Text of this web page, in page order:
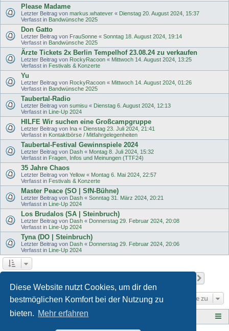
Diese Website nutzt Cookies, um dir den
bestmöglichen Komfort bei der Nutzung zu
bieten. Mehr erfahren
Please Madame
Letzter Beitrag von markus.whatever « Dienstag 20. August 2024, 15:37
Verfasst in Bandwünsche 2025
Don Gatto
Letzter Beitrag von FrauSonne « Sonntag 18. August 2024, 19:14
Verfasst in Bandwünsche 2025
Ärzte Tickets 2x Berlin Tempelhof 23.08.24 zu verkaufen
Letzter Beitrag von RockyRacoon « Mittwoch 14. August 2024, 13:25
Verfasst in Festivals & Konzerte
Yu
Letzter Beitrag von RockyRacoon « Mittwoch 14. August 2024, 01:26
Verfasst in Bandwünsche 2025
Taubertal-Radio
Letzter Beitrag von sumisu « Dienstag 6. August 2024, 12:13
Verfasst in Line-Up 2024
HILFE Wir suchen eine Großcampgruppe
Letzter Beitrag von Ina « Dienstag 23. Juli 2024, 21:41
Verfasst in Kontaktbörse / Mitfahrgelegenheiten
Taubertal-Festival Gewinnspiele 2024
Letzter Beitrag von Dash « Montag 8. Juli 2024, 15:32
Verfasst in Fragen, Infos und Meinungen (TTF24)
35 Jahre Chaos
Letzter Beitrag von Yellow « Montag 6. Mai 2024, 22:57
Verfasst in Festivals & Konzerte
Master Peace (SO | SfN-Bühne)
Letzter Beitrag von Dash « Sonntag 31. März 2024, 20:21
Verfasst in Line-Up 2024
Los Brudalos (SA | Steinbruch)
Letzter Beitrag von Dash « Donnerstag 29. Februar 2024, 20:08
Verfasst in Line-Up 2024
Tyna (DO | Steinbruch)
Letzter Beitrag von Dash « Donnerstag 29. Februar 2024, 20:06
Verfasst in Line-Up 2024
Gehe zu
Tauberplanscher-Forum.de